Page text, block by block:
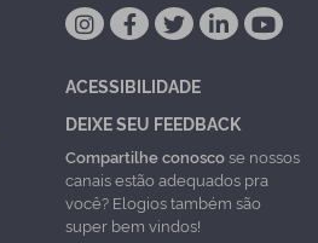
ACESSIBILIDADE
DEIXE SEU FEEDBACK
Compartilhe conoscose nossos
canais estão adequados pra
você? Elogios também são
super bem vindos!